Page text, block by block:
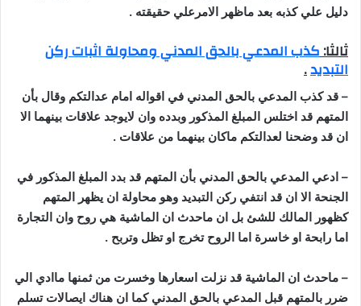
دليل علي كذبه بعد ماظهر الامرعلي حقيقته .
ثالثا:كذب المدعي بالحق المدني ومحاولة اثبات ركن
التبديد.
– قد كذب المدعي بالحق المدني في اقواله امام عدالتكم وقال بأن
المتهم قد اختلس المبلغ المذكور وبدده وان لايوجد علاقات بينهما الا
ان قد وضحنا لعدالتكم ماكان بينهما من علاقات .
– ادعي المدعي بالحق المدني بأن المتهم قد بدد المبلغ المذكور في
الجنحة الا ان قد انتفي ركن التبديد وهو محاولة ان يظهر المتهم
كظهور المالك للشئ بل ان ماحدث ان الماشية هي روح وان التجارة
اما رابحة او خاسرة اما الروح تخرج او تظل وتربح .
– ماحدث ان الماشية قد نزلت اسعارها وخسرت من ثمنها ماادي الي
ضرر بالمتهم قبل المدعي بالحق المدني كما ان هناك ايصالات تسلم